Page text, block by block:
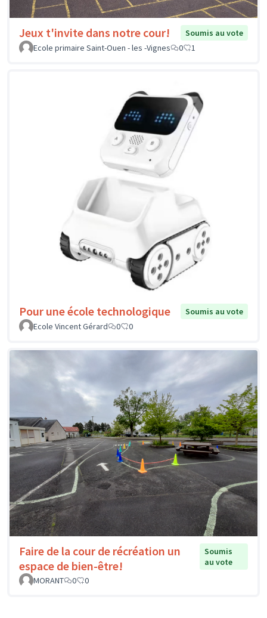
Jeux t'invite dans notre cour!
Soumis au vote
Ecole primaire Saint-Ouen - les -Vignes
0 1
Pour une école technologique
Soumis au vote
Ecole Vincent Gérard
0 0
Faire de la cour de récréation un
espace de bien-être!
Soumis
au vote
MORANT
0 0